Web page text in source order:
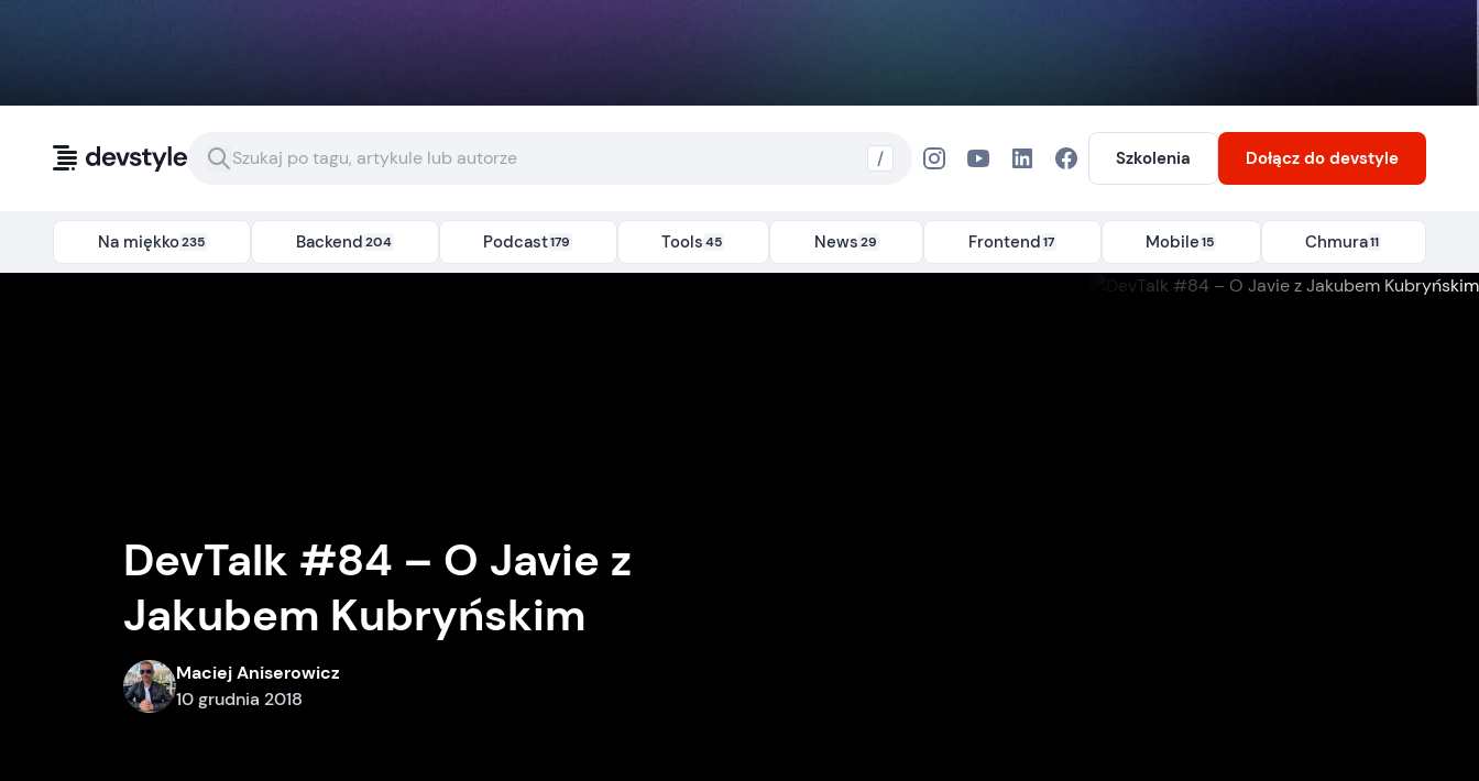
/ Szkolenia Dołącz do devstyle
Na miękko235 Backend204 Podcast179 Tools 45 News29 Frontend17 Mobile15 Chmura11
DevTalk #84 – O Javie z
Jakubem Kubryńskim
Maciej Aniserowicz
10 grudnia 2018